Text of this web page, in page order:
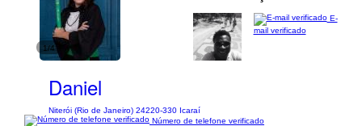
1/4
Daniel
Niterói (Rio de Janeiro) 24220-330 Icaraí
E-
mail verificado
Número de telefone verificado